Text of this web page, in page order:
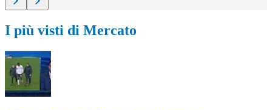
I più visti di Mercato